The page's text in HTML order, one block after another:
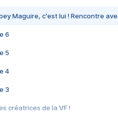
Maguire, c'est lui ! Rencontre
6
5
4
3
créatrices de la VF !